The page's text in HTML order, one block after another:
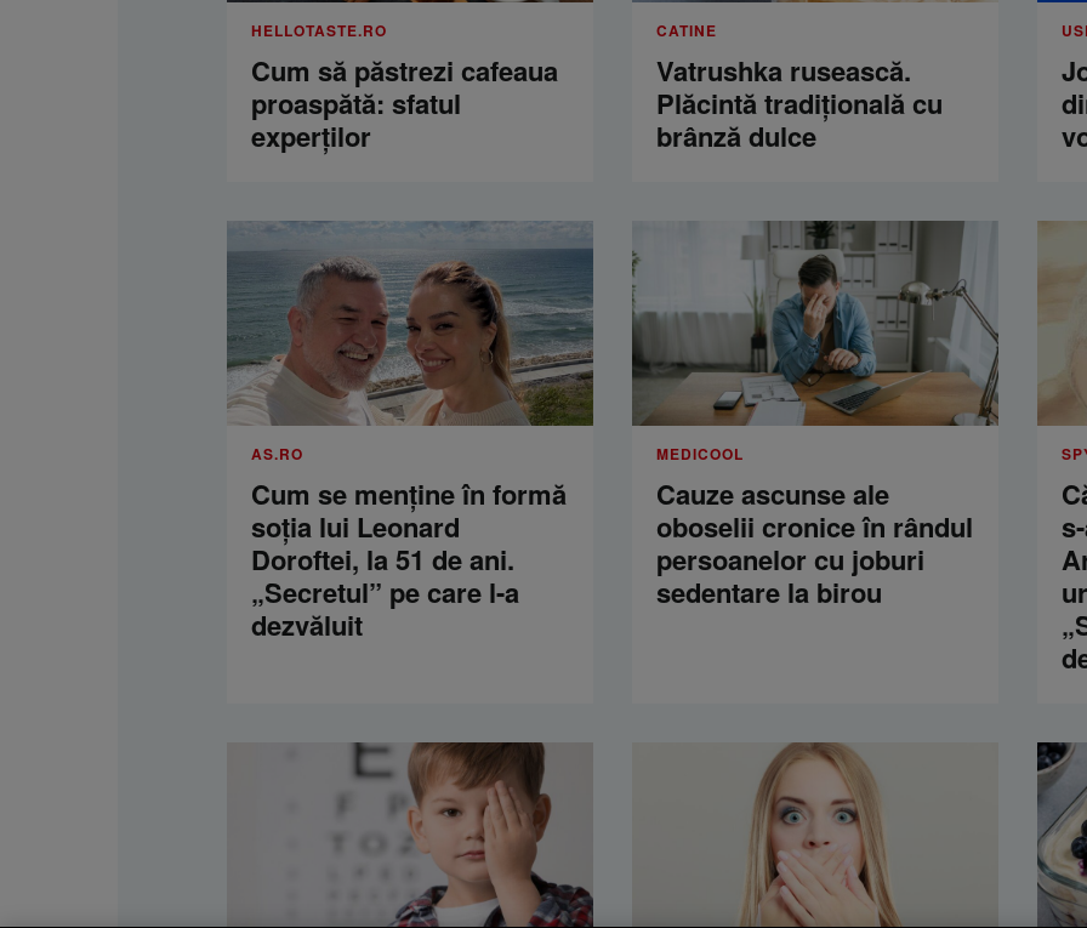
HELLOTASTE.RO
Cum să păstrezi cafeaua
proaspătă: sfatul
experților
CATINE
Vatrushka rusească.
Plăcintă tradițională cu
brânză dulce
AS.RO
Cum se menţine în formă
soţia lui Leonard
Doroftei, la 51 de ani.
„Secretul” pe care l-a
dezvăluit
MEDICOOL
Cauze ascunse ale
oboselii cronice în rândul
persoanelor cu joburi
sedentare la birou